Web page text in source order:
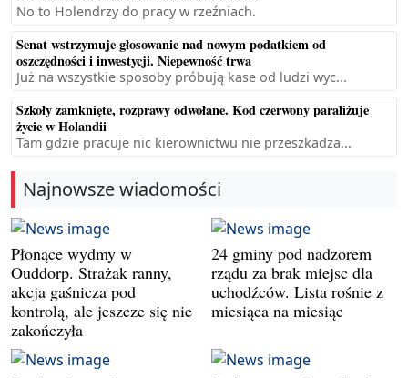
No to Holendrzy do pracy w rzeźniach.
Senat wstrzymuje głosowanie nad nowym podatkiem od
oszczędności i inwestycji. Niepewność trwa
Już na wszystkie sposoby próbują kase od ludzi wyc...
Szkoły zamknięte, rozprawy odwołane. Kod czerwony paraliżuje
życie w Holandii
Tam gdzie pracuje nic kierownictwu nie przeszkadza...
Najnowsze wiadomości
Płonące wydmy w
Ouddorp. Strażak ranny,
akcja gaśnicza pod
kontrolą, ale jeszcze się nie
zakończyła
24 gminy pod nadzorem
rządu za brak miejsc dla
uchodźców. Lista rośnie z
miesiąca na miesiąc